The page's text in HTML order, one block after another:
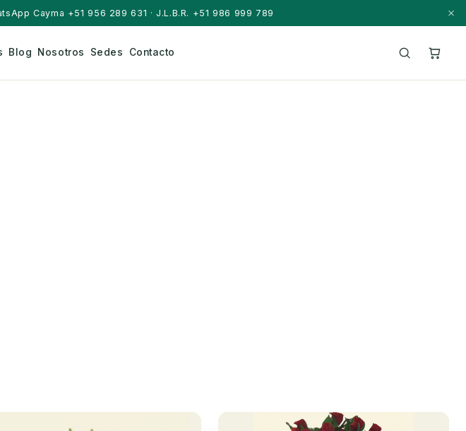
Cayma +51 956 289 631 · J.L.B.R. +51 986 999 789
Blog Nosotros Sedes Contacto